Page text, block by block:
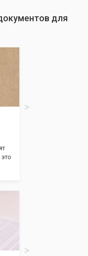
для